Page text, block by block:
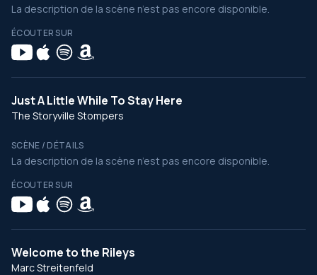
La description de la scène n’est pas encore disponible.
ÉCOUTER SUR
Just A Little While To Stay Here
The Storyville Stompers
SCÈNE / DÉTAILS
La description de la scène n’est pas encore disponible.
ÉCOUTER SUR
Welcome to the Rileys
Marc Streitenfeld